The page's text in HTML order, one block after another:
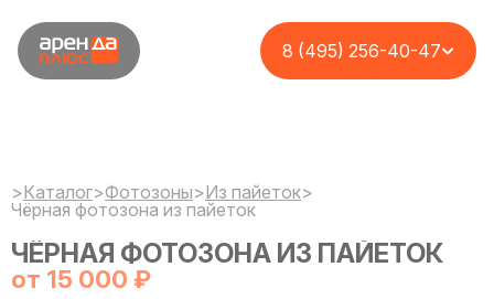
8 (495) 256-40-47
>Каталог>Фотозоны>Из пайеток>
Чёрная фотозона из пайеток
ЧЁРНАЯ ФОТОЗОНА ИЗ ПАЙЕТОК
от 15 000 ₽